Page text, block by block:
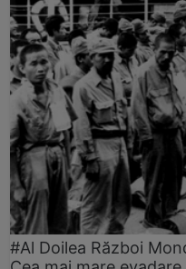
#Al Doilea Război